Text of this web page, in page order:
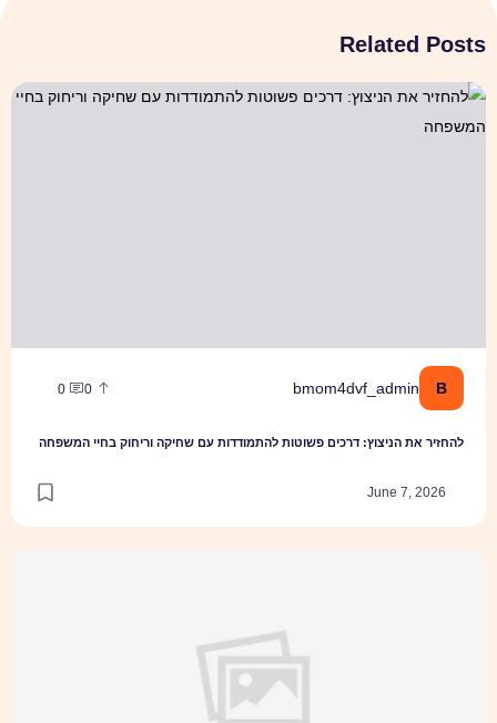
Related Posts
B
bmom4dvf_admin
0
0
להחזיר את הניצוץ: דרכים פשוטות להתמודדות עם שחיקה וריחוק בחיי המשפחה
June 7, 2026
להחזיר את הניצוץ: דרכים פשוטות להתמודדות עם שחיקה וריחוק בחיי